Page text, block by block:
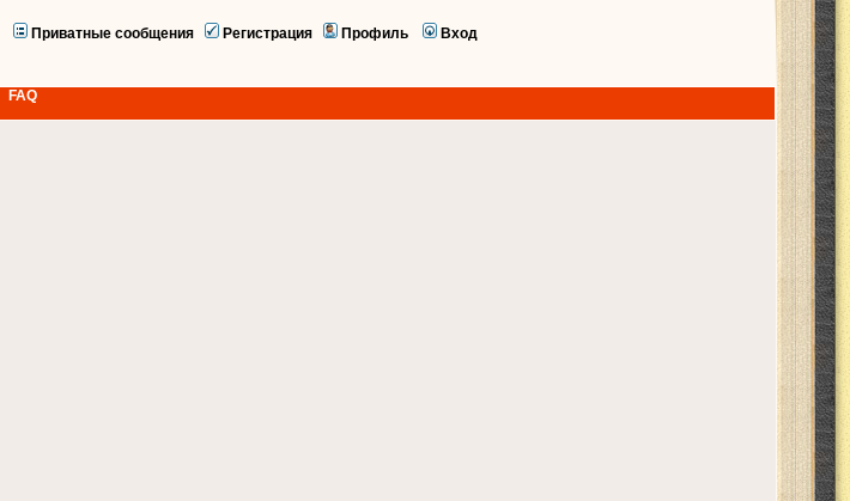
Приватные сообщения Регистрация Профиль Вход
FAQ